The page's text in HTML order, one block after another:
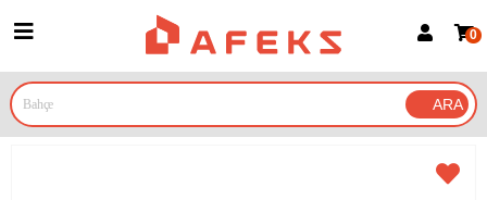
Google İle Bağlan
0